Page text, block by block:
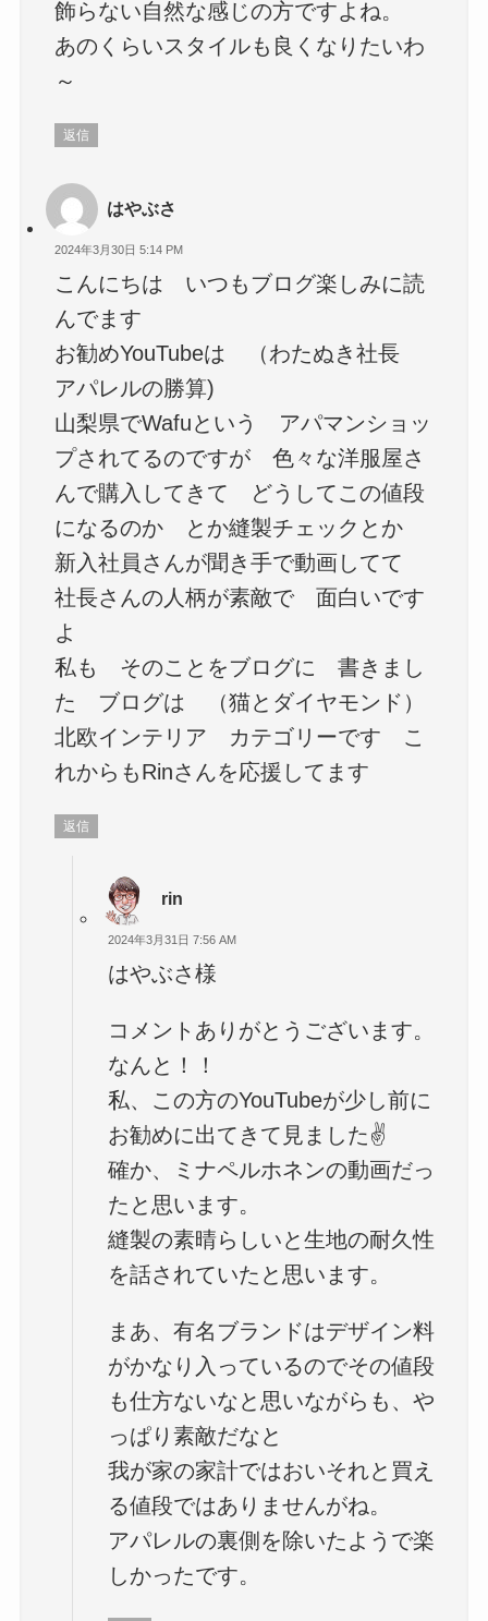
飾らない自然な感じの方ですよね。
あのくらいスタイルも良くなりたいわ
～
返信
はやぶさ
2024年3月30日 5:14 PM
こんにちは いつもブログ楽しみに読
んでます
お勧めYouTubeは （わたぬき社長
アパレルの勝算)
山梨県でWafuという アパマンショッ
プされてるのですが 色々な洋服屋さ
んで購入してきて どうしてこの値段
になるのか とか縫製チェックとか
新入社員さんが聞き手で動画してて
社長さんの人柄が素敵で 面白いです
よ
私も そのことをブログに 書きまし
た ブログは （猫とダイヤモンド）
北欧インテリア カテゴリーです こ
れからもRinさんを応援してます
返信
rin
2024年3月31日 7:56 AM
はやぶさ様
コメントありがとうございます。
なんと！！
私、この方のYouTubeが少し前に
お勧めに出てきて見ました✌️
確か、ミナペルホネンの動画だっ
たと思います。
縫製の素晴らしいと生地の耐久性
を話されていたと思います。
まあ、有名ブランドはデザイン料
がかなり入っているのでその値段
も仕方ないなと思いながらも、や
っぱり素敵だなと
我が家の家計ではおいそれと買え
る値段ではありませんがね。
アパレルの裏側を除いたようで楽
しかったです。